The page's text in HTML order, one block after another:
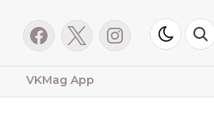
VKMag App